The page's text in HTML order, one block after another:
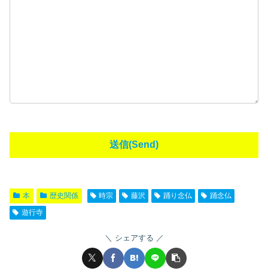
本 歴史関係 時宗 藤沢 踊り念仏
踊念仏
遊行寺
シェアする